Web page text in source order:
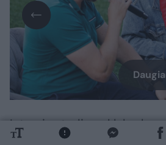
Interviu stadione klubo
savo kelią, debiutinį įvartį,